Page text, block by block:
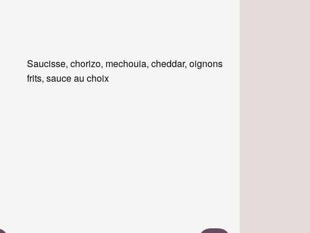
Saucisse, chorizo, mechouia, cheddar, oignons
frits, sauce au choix